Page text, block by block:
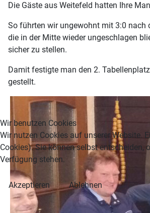
Die Gäste aus Weitefeld hatten Ihre
So führten wir ungewohnt mit 3:0 nach
die in der Mitte wieder ungeschlagen
sicher zu stellen.
Damit festigte man den 2.
gestellt.
Wir benutzen Cookies
Wir nutzen Cookies auf unserer Website.
Cookies). Sie können selbst
Verfügung stehen.
Akzeptieren Ablehnen